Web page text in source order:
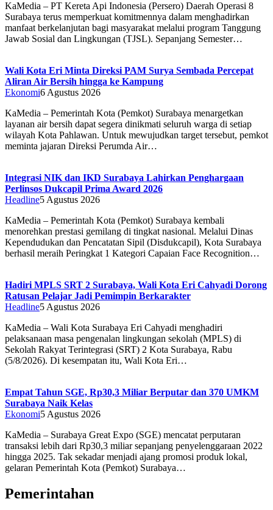
KaMedia – PT Kereta Api Indonesia (Persero) Daerah Operasi 8
Surabaya terus memperkuat komitmennya dalam menghadirkan
manfaat berkelanjutan bagi masyarakat melalui program Tanggung
Jawab Sosial dan Lingkungan (TJSL). Sepanjang Semester…
Wali Kota Eri Minta Direksi PAM Surya Sembada Percepat
Aliran Air Bersih hingga ke Kampung
Ekonomi6 Agustus 2026
KaMedia – Pemerintah Kota (Pemkot) Surabaya menargetkan
layanan air bersih dapat segera dinikmati seluruh warga di setiap
wilayah Kota Pahlawan. Untuk mewujudkan target tersebut, pemkot
meminta jajaran Direksi Perumda Air…
Integrasi NIK dan IKD Surabaya Lahirkan Penghargaan
Perlinsos Dukcapil Prima Award 2026
Headline5 Agustus 2026
KaMedia – Pemerintah Kota (Pemkot) Surabaya kembali
menorehkan prestasi gemilang di tingkat nasional. Melalui Dinas
Kependudukan dan Pencatatan Sipil (Disdukcapil), Kota Surabaya
berhasil meraih Peringkat 1 Kategori Capaian Face Recognition…
Hadiri MPLS SRT 2 Surabaya, Wali Kota Eri Cahyadi Dorong
Ratusan Pelajar Jadi Pemimpin Berkarakter
Headline5 Agustus 2026
KaMedia – Wali Kota Surabaya Eri Cahyadi menghadiri
pelaksanaan masa pengenalan lingkungan sekolah (MPLS) di
Sekolah Rakyat Terintegrasi (SRT) 2 Kota Surabaya, Rabu
(5/8/2026). Di kesempatan itu, Wali Kota Eri…
Empat Tahun SGE, Rp30,3 Miliar Berputar dan 370 UMKM
Surabaya Naik Kelas
Ekonomi5 Agustus 2026
KaMedia – Surabaya Great Expo (SGE) mencatat perputaran
transaksi lebih dari Rp30,3 miliar sepanjang penyelenggaraan 2022
hingga 2025. Tak sekadar menjadi ajang promosi produk lokal,
gelaran Pemerintah Kota (Pemkot) Surabaya…
Pemerintahan